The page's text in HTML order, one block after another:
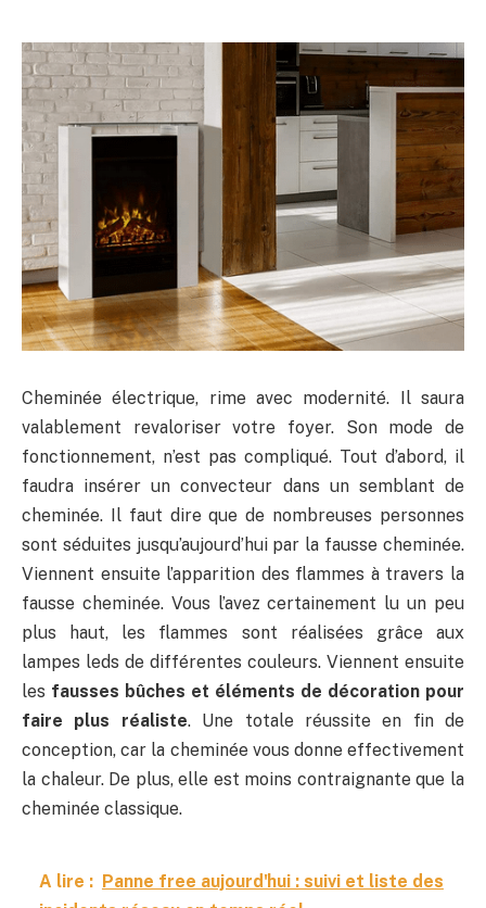
Cheminée électrique, rime avec modernité. Il saura
valablement revaloriser votre foyer. Son mode de
fonctionnement, n’est pas compliqué. Tout d’abord, il
faudra insérer un convecteur dans un semblant de
cheminée. Il faut dire que de nombreuses personnes
sont séduites jusqu’aujourd’hui par la fausse cheminée.
Viennent ensuite l’apparition des flammes à travers la
fausse cheminée. Vous l’avez certainement lu un peu
plus haut, les flammes sont réalisées grâce aux
lampes leds de différentes couleurs. Viennent ensuite
les fausses bûches et éléments de décoration pour
faire plus réaliste. Une totale réussite en fin de
conception, car la cheminée vous donne effectivement
la chaleur. De plus, elle est moins contraignante que la
cheminée classique.
A lire : Panne free aujourd'hui : suivi et liste des